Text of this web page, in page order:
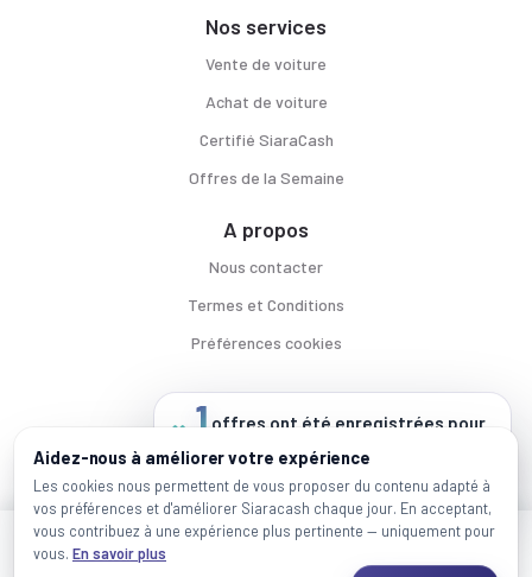
Nos services
Vente de voiture
Achat de voiture
Certifié SiaraCash
Offres de la Semaine
A propos
Nous contacter
Termes et Conditions
Préférences cookies
Voitures par ville
Casablanca | | Mohammadia |Salé | |
Marques populaires
Mercedes| |Volkswagen | Renault Toyota Peugeot
Aidez-nous à améliorer votre expérience
Les cookies nous permettent de vous proposer du contenu adapté à
vos préférences et d'améliorer Siaracash chaque jour. En acceptant,
vous contribuez à une expérience plus pertinente — uniquement pour
vous. En savoir plus
1 offres ont été enregistrées pour
depuis sa mise en ligne